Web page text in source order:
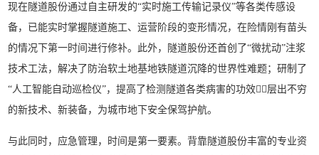
现在隧道股份通过自主研发的“实时施工传输记录仪”等各类传感设
备，已能实时掌握隧道施工、运营阶段的变形情况，在险情刚有苗头
的情况下第一时间进行修补。此外，隧道股份还首创了“微扰动”注浆
技术工法，解决了防治软土地基地铁隧道沉降的世界性难题；研制了
“人工智能自动巡检仪”，提高了检测隧道各类病害的功效层出不穷
的新技术、新装备，为城市地下安全保驾护航。
与此同时，应急管理，时间是第一要素。背靠隧道股份丰富的专业资